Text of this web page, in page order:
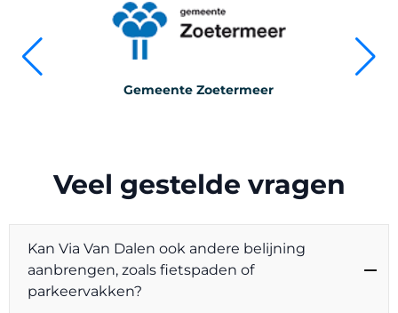
GemeenteZoetermeer
Veel gestelde vragen
Kan Via Van Dalen ook andere belijning
aanbrengen, zoals fietspaden of
parkeervakken?